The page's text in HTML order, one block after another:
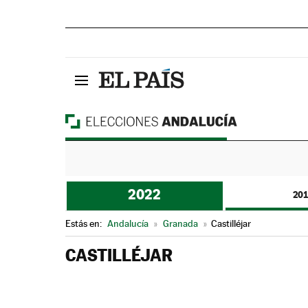
2022
Estás en: Andalucía » Granada » Castilléjar
CASTILLÉJAR